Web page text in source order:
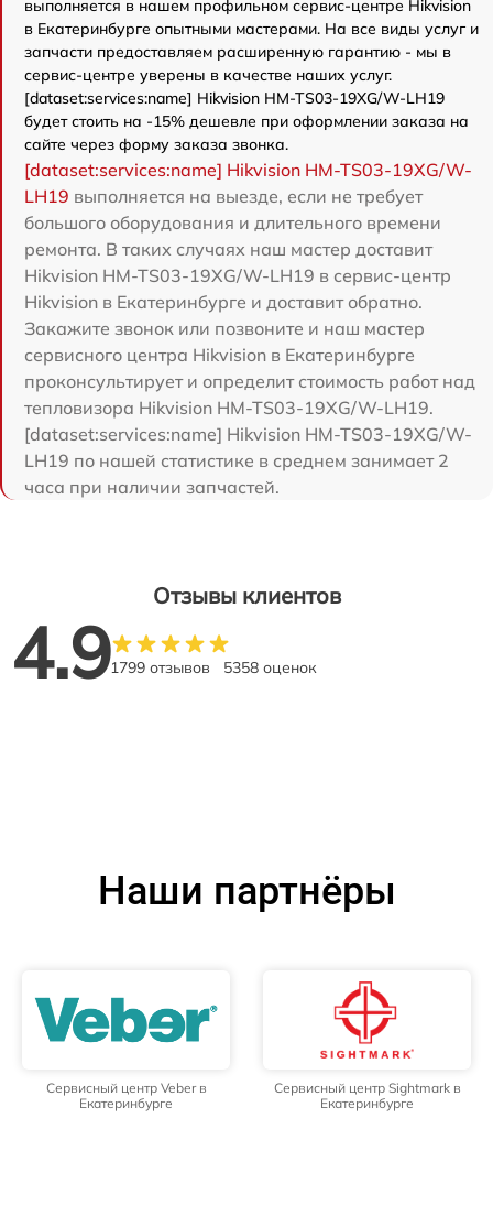
выполняется в нашем профильном сервис-центре Hikvision
в Екатеринбурге опытными мастерами. На все виды услуг и
запчасти предоставляем расширенную гарантию - мы в
сервис-центре уверены в качестве наших услуг.
[dataset:services:name] Hikvision HM-TS03-19XG/W-LH19
будет стоить на -15% дешевле при оформлении заказа на
сайте через форму заказа звонка.
[dataset:services:name] Hikvision HM-TS03-19XG/W-
LH19 выполняется на выезде, если не требует
большого оборудования и длительного времени
ремонта. В таких случаях наш мастер доставит
Hikvision HM-TS03-19XG/W-LH19 в сервис-центр
Hikvision в Екатеринбурге и доставит обратно.
Закажите звонок или позвоните и наш мастер
сервисного центра Hikvision в Екатеринбурге
проконсультирует и определит стоимость работ над
тепловизора Hikvision HM-TS03-19XG/W-LH19.
[dataset:services:name] Hikvision HM-TS03-19XG/W-
LH19 по нашей статистике в среднем занимает 2
часа при наличии запчастей.
Отзывы клиентов
4.91799 отзывов 5358 оценок
Наши партнёры
Сервисный центр Veber в
Екатеринбурге
Сервисный центр Sightmark в
Екатеринбурге